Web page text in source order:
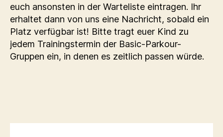
euch ansonsten in der Warteliste eintragen. Ihr
erhaltet dann von uns eine Nachricht, sobald ein
Platz verfügbar ist! Bitte tragt euer Kind zu
jedem Trainingstermin der Basic-Parkour-
Gruppen ein, in denen es zeitlich passen würde.